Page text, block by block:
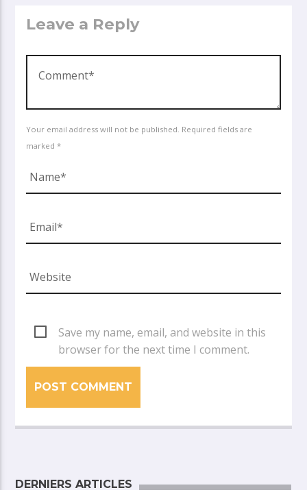
Leave a Reply
Your email address will not be published. Required fields are
marked *
Save my name, email, and website in this
browser for the next time I comment.
DERNIERS ARTICLES